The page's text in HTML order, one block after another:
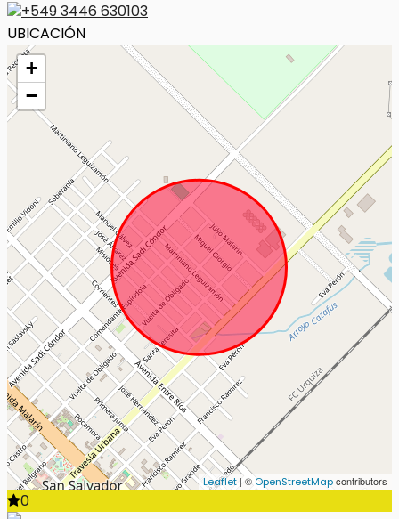
+549 3446 630103
UBICACIÓN
+
−
Leaflet | © OpenStreetMapcontributors
0